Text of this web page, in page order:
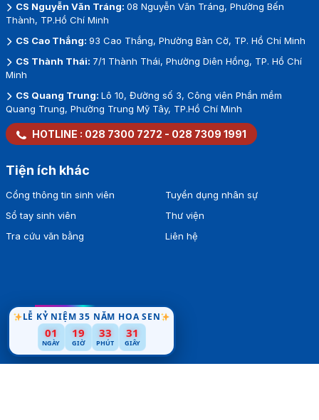
LỄ KỶ NIỆM 35 NĂM HOA SEN
01
NGÀY
19
GIỜ
33
PHÚT
30
GIÂY
CS Nguyễn Văn Tráng: 08 Nguyễn Văn Tráng, Phường Bến
Thành, TP.Hồ Chí Minh
CS Cao Thắng: 93 Cao Thắng, Phường Bàn Cờ, TP. Hồ Chí Minh
CS Thành Thái: 7/1 Thành Thái, Phường Diên Hồng, TP. Hồ Chí
Minh
CS Quang Trung: Lô 10, Đường số 3, Công viên Phần mềm
Quang Trung, Phường Trung Mỹ Tây, TP.Hồ Chí Minh
HOTLINE : 028 7300 7272 - 028 7309 1991
Tiện ích khác
Cổng thông tin sinh viên
Sổ tay sinh viên
Tra cứu văn bằng
Tuyển dụng nhân sự
Thư viện
Liên hệ